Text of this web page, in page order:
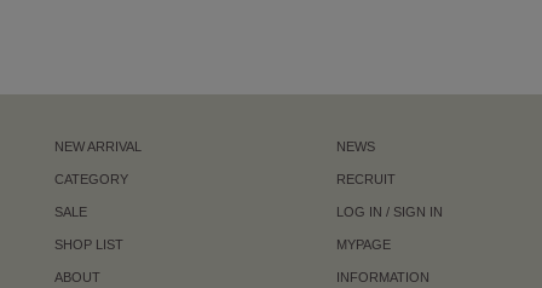
NEW ARRIVAL
CATEGORY
SALE
SHOP LIST
ABOUT
NEWS
RECRUIT
LOG IN / SIGN IN
MYPAGE
INFORMATION